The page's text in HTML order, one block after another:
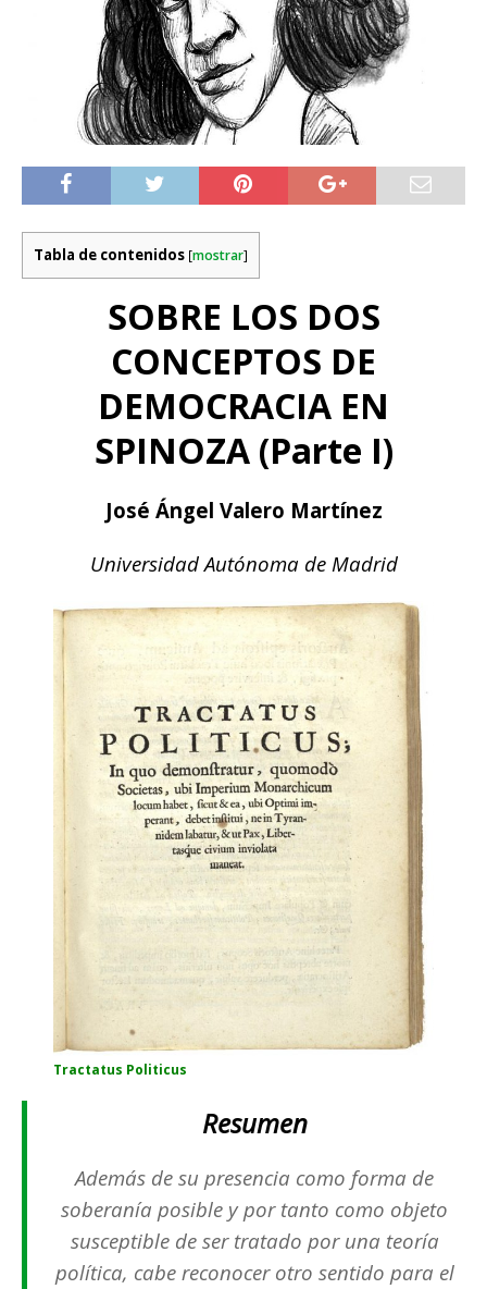
Tabla de contenidos [mostrar]
SOBRE LOS DOS
CONCEPTOS DE
DEMOCRACIA EN
SPINOZA (Parte I)
José Ángel Valero Martínez
Universidad Autónoma de Madrid
Tractatus Politicus
Resumen
Además de su presencia como forma de
soberanía posible y por tanto como objeto
susceptible de ser tratado por una teoría
política, cabe reconocer otro sentido para el